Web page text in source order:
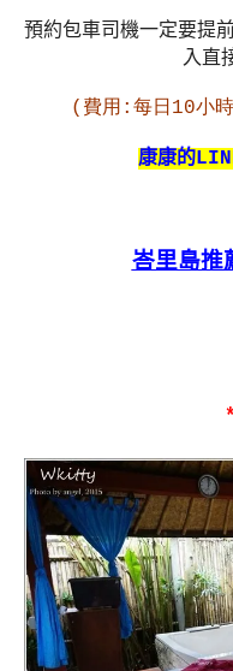
預約包車司機一定要提
入直
(費用 : 每日 10小時
康康的
峇里島推